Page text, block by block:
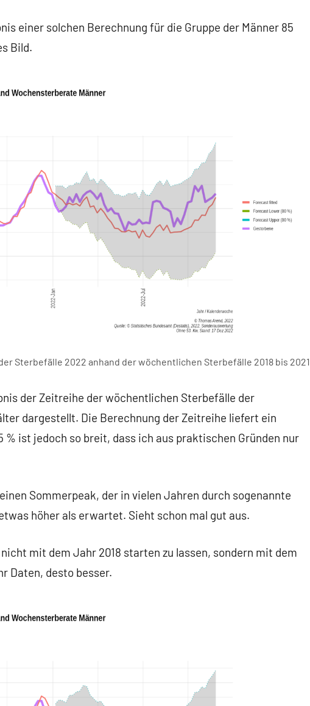
einer solchen Berechnung für die Gruppe der Männer 85
Bild.
Sterbefälle 2022 anhand der wöchentlichen Sterbefälle 2018 bis 2021
der Zeitreihe der wöchentlichen Sterbefälle der
dargestellt. Die Berechnung der Zeitreihe liefert ein
% ist jedoch so breit, dass ich aus praktischen Gründen nur
Sommerpeak, der in vielen Jahren durch sogenannte
höher als erwartet. Sieht schon mal gut aus.
mit dem Jahr 2018 starten zu lassen, sondern mit dem
Daten, desto besser.